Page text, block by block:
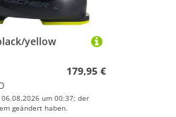
yellow
179,95 €
um 00:37; der
geändert haben.